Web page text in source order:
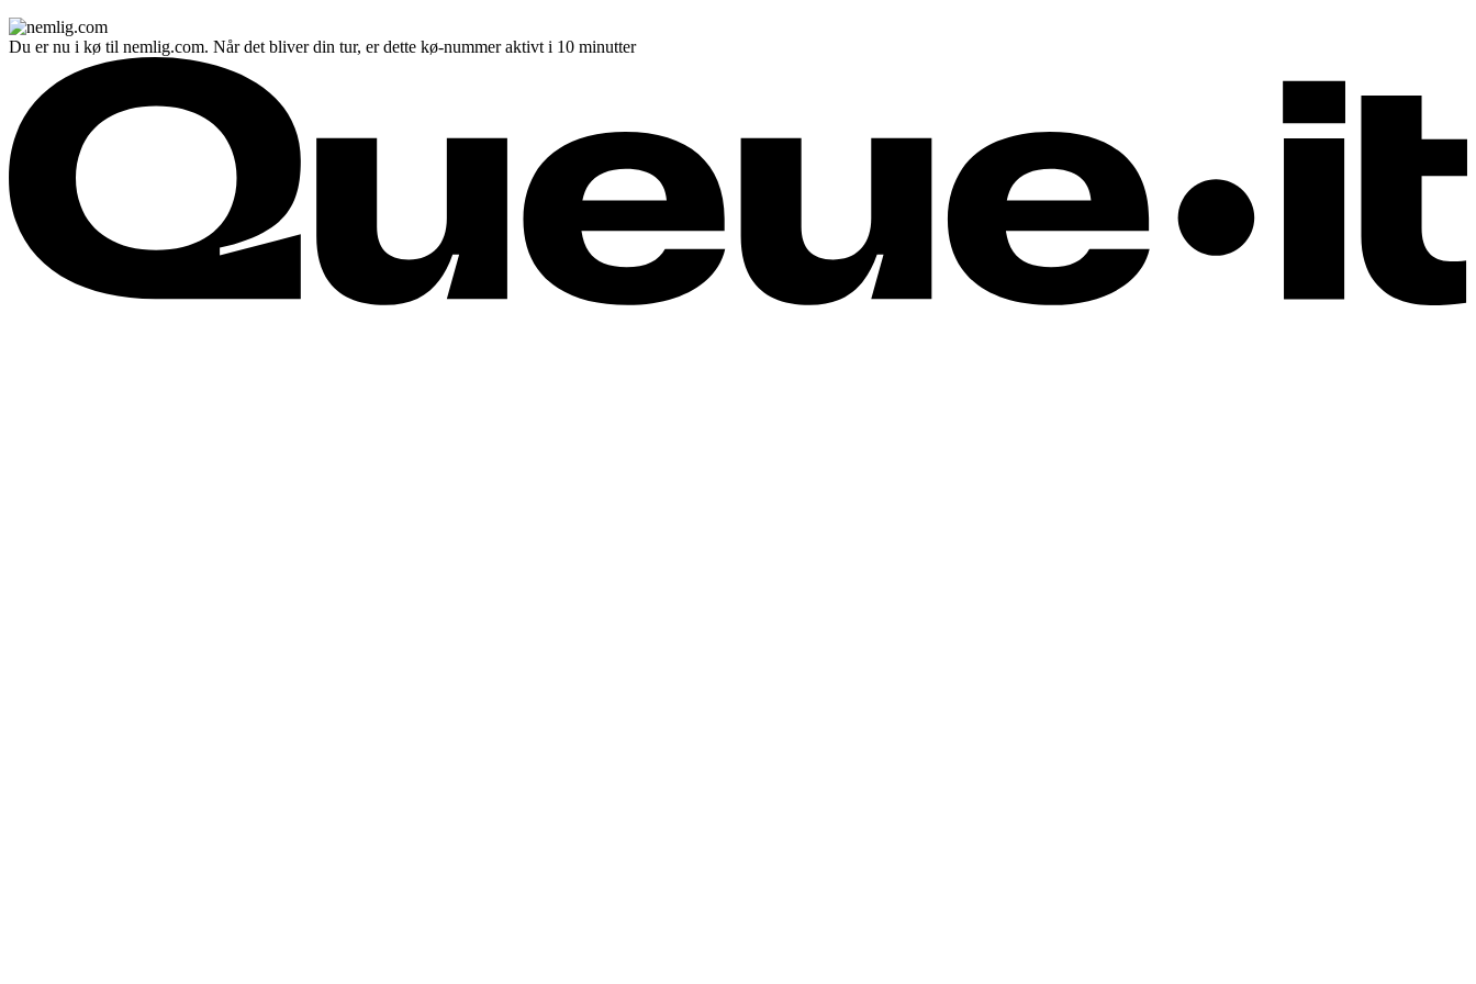
Du er nu i kø til nemlig.com. Når det bliver din tur, er dette kø-nummer aktivt i 10 minutter